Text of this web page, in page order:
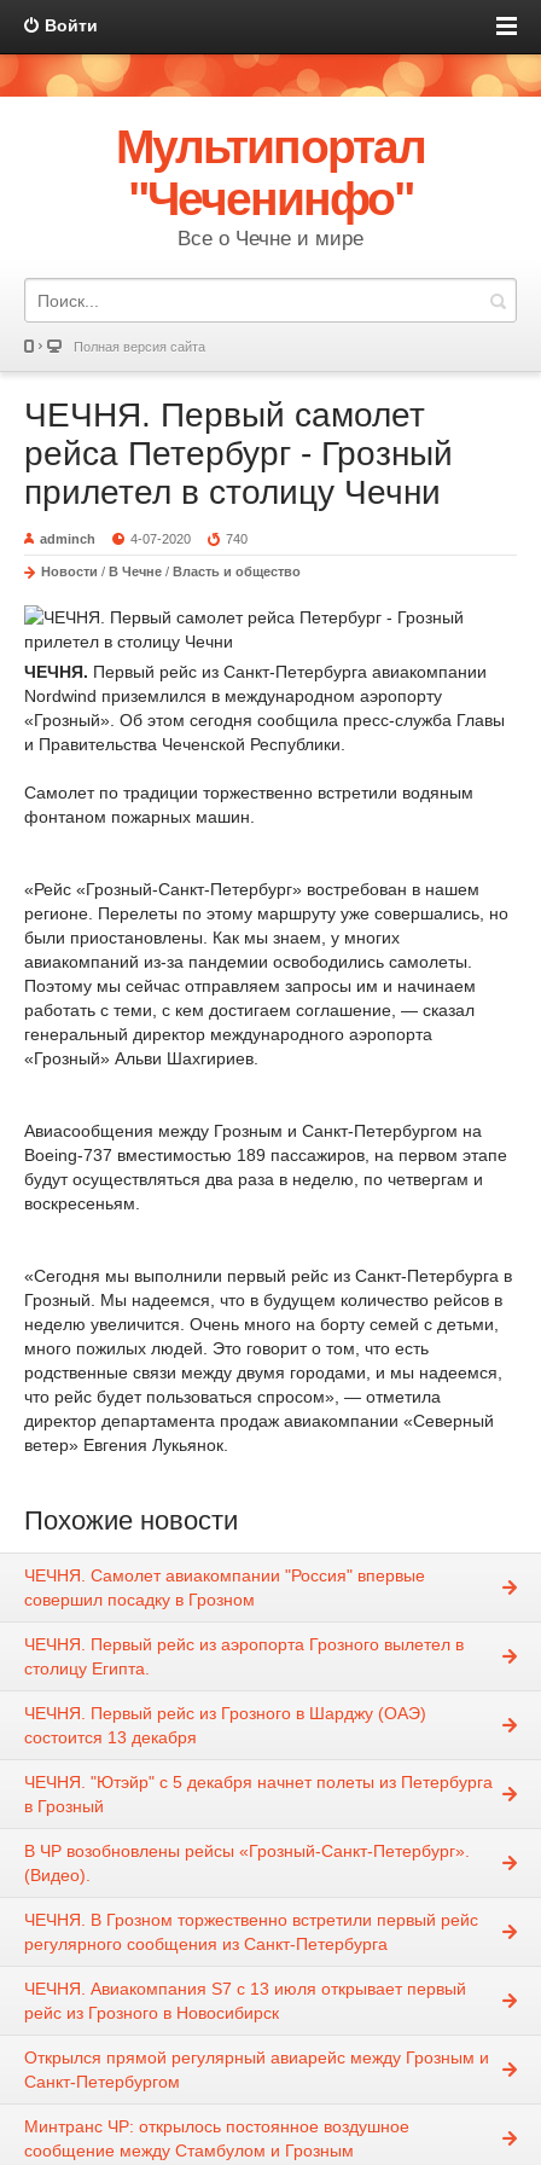
Войти
Мультипортал
"Чеченинфо"
Все о Чечне и мире
Полная версия сайта
ЧЕЧНЯ. Первый самолет
рейса Петербург - Грозный
прилетел в столицу Чечни
adminch 4-07-2020 740
Новости / В Чечне / Власть и общество
ЧЕЧНЯ. Первый рейс из Санкт-Петербурга авиакомпании
Nordwind приземлился в международном аэропорту
«Грозный». Об этом сегодня сообщила пресс-служба Главы
и Правительства Чеченской Республики.
Самолет по традиции торжественно встретили водяным
фонтаном пожарных машин.
«Рейс «Грозный-Санкт-Петербург» востребован в нашем
регионе. Перелеты по этому маршруту уже совершались, но
были приостановлены. Как мы знаем, у многих
авиакомпаний из-за пандемии освободились самолеты.
Поэтому мы сейчас отправляем запросы им и начинаем
работать с теми, с кем достигаем соглашение, — сказал
генеральный директор международного аэропорта
«Грозный» Альви Шахгириев.
Авиасообщения между Грозным и Санкт-Петербургом на
Boeing-737 вместимостью 189 пассажиров, на первом этапе
будут осуществляться два раза в неделю, по четвергам и
воскресеньям.
«Сегодня мы выполнили первый рейс из Санкт-Петербурга в
Грозный. Мы надеемся, что в будущем количество рейсов в
неделю увеличится. Очень много на борту семей с детьми,
много пожилых людей. Это говорит о том, что есть
родственные связи между двумя городами, и мы надеемся,
что рейс будет пользоваться спросом», — отметила
директор департамента продаж авиакомпании «Северный
ветер» Евгения Лукьянок.
Похожие новости
ЧЕЧНЯ. Самолет авиакомпании "Россия" впервые
совершил посадку в Грозном
ЧЕЧНЯ. Первый рейс из аэропорта Грозного вылетел в
столицу Египта.
ЧЕЧНЯ. Первый рейс из Грозного в Шарджу (ОАЭ)
состоится 13 декабря
ЧЕЧНЯ. "Ютэйр" с 5 декабря начнет полеты из Петербурга
в Грозный
В ЧР возобновлены рейсы «Грозный-Санкт-Петербург».
(Видео).
ЧЕЧНЯ. В Грозном торжественно встретили первый рейс
регулярного сообщения из Санкт-Петербурга
ЧЕЧНЯ. Авиакомпания S7 с 13 июля открывает первый
рейс из Грозного в Новосибирск
Открылся прямой регулярный авиарейс между Грозным и
Санкт-Петербургом
Минтранс ЧР: открылось постоянное воздушное
сообщение между Стамбулом и Грозным